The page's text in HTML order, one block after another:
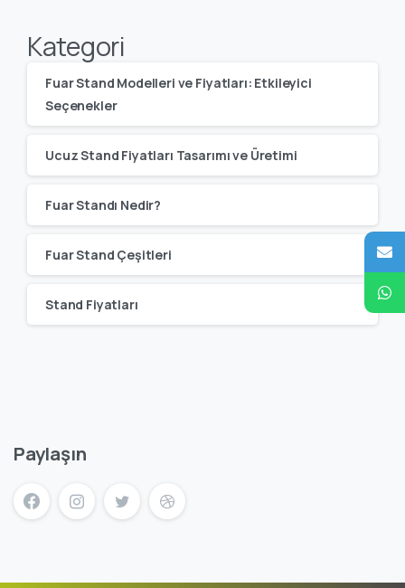
Kategori
Fuar Stand Modelleri ve Fiyatları: Etkileyici
Seçenekler
Ucuz Stand Fiyatları Tasarımı ve Üretimi
Fuar Standı Nedir?
Fuar Stand Çeşitleri
Stand Fiyatları
Paylaşın